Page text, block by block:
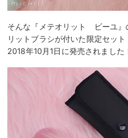
そんな『メテオリット ビーユ』
リットブラシが付いた限定セッ
2018年10月1日に発売されました